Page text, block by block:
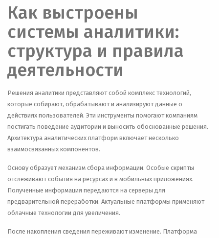
Как выстроены
системы аналитики:
структура и правила
деятельности
Решения аналитики представляют собой комплекс технологий,
которые собирают, обрабатывают и анализируют данные о
действиях пользователей. Эти инструменты помогают компаниям
постигать поведение аудитории и выносить обоснованные решения.
Архитектура аналитических платформ включает несколько
взаимосвязанных компонентов.
Основу образует механизм сбора информации. Особые скрипты
отслеживают события на ресурсах и в мобильных приложениях.
Полученные информация передаются на серверы для
предварительной переработки. Актуальные платформы применяют
облачные технологии для увеличения.
После накопления сведения переживают изменение. Платформа